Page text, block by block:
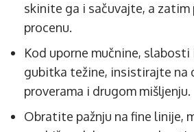
skinite ga i sačuvajte, a
procenu.
Kod uporne mučnine,
gubitka težine, insistirajte na
proverama i drugom mišljenju.
Obratite pažnju na fine linije,